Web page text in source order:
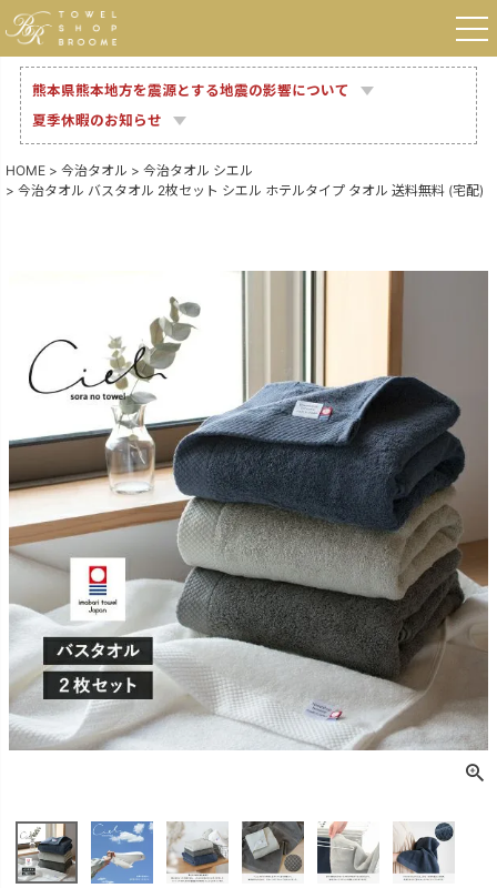
熊本県熊本地方を震源とする地震の影響について
夏季休暇のお知らせ
HOME 今治タオル
今治タオル シエル
今治タオル バスタオル 2枚セット シエル ホテルタイプ タオル 送料無料 (宅配)